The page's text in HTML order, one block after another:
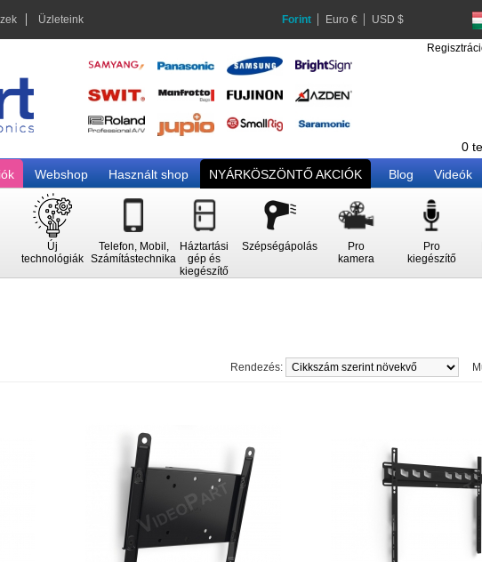
Üzleteink Forint Euro € USD $
0
Webshop Használt shop NYÁRKÖSZÖNTŐ AKCIÓK Blog Videók
Új
technológiák
Telefon, Mobil,
Számítástechnika
Háztartási
gép és
kiegészítő
Szépségápolás
Pro
kamera
Pro
kiegészítő
Rendezés: